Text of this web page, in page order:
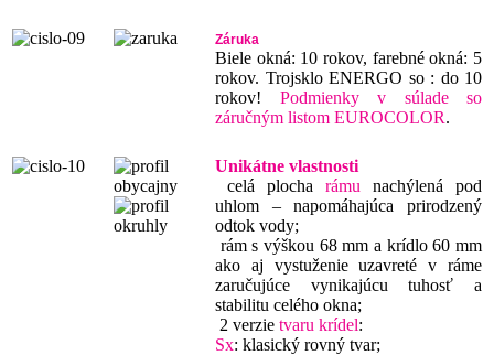
Záruka
Biele okná: 10 rokov, farebné okná: 5
rokov. Trojsklo ENERGO so : do 10
rokov! Podmienky v súlade so
záručným listom EUROCOLOR.
Unikátne vlastnosti
celá plocha rámu nachýlená pod
uhlom – napomáhajúca prirodzený
odtok vody;
rám s výškou 68 mm a krídlo 60 mm
ako aj vystuženie uzavreté v ráme
zaručujúce vynikajúcu tuhosť a
stabilitu celého okna;
2 verzie tvaru krídel:
Sx: klasický rovný tvar;